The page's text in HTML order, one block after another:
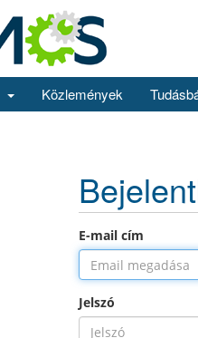
Közlemények
E-mail cím
Jelszó